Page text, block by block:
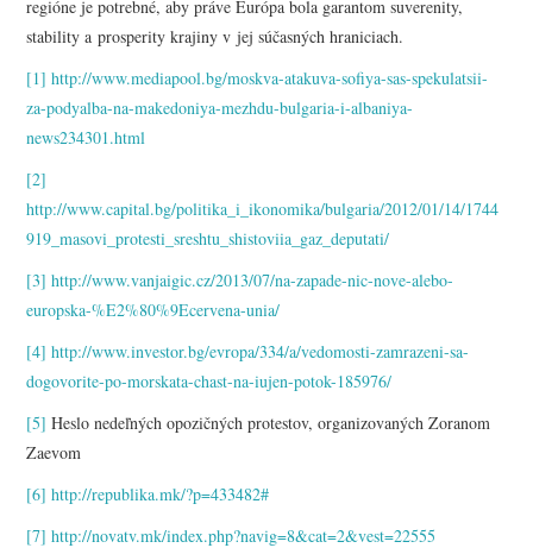
regióne je potrebné, aby práve Európa bola garantom suverenity,
stability a prosperity krajiny v jej súčasných hraniciach.
[1] http://www.mediapool.bg/moskva-atakuva-sofiya-sas-spekulatsii-
za-podyalba-na-makedoniya-mezhdu-bulgaria-i-albaniya-
news234301.html
[2]
http://www.capital.bg/politika_i_ikonomika/bulgaria/2012/01/14/1744
919_masovi_protesti_sreshtu_shistoviia_gaz_deputati/
[3] http://www.vanjaigic.cz/2013/07/na-zapade-nic-nove-alebo-
europska-%E2%80%9Ecervena-unia/
[4] http://www.investor.bg/evropa/334/a/vedomosti-zamrazeni-sa-
dogovorite-po-morskata-chast-na-iujen-potok-185976/
[5] Heslo nedeľných opozičných protestov, organizovaných Zoranom
Zaevom
[6] http://republika.mk/?p=433482#
[7] http://novatv.mk/index.php?navig=8&cat=2&vest=22555